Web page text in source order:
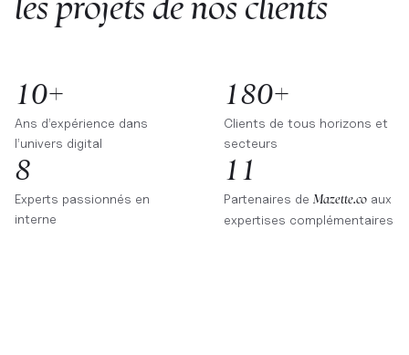
10+
Ans d’expérience dans
l’univers digital
180+
Clients de tous horizons et
secteurs
8
Experts passionnés en
interne
11
Partenaires de Mazette.coaux
expertises complémentaires